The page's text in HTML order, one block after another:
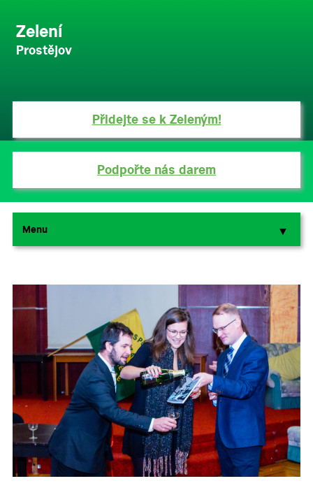
Zelení
Prostějov
Přidejte se k Zeleným!
Podpořte nás darem
Menu ▼
▼